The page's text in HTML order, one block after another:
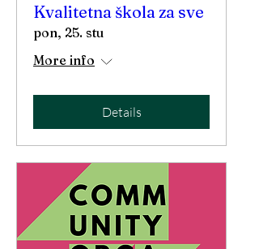
Kvalitetna škola za sve
pon, 25. stu
More info
Details